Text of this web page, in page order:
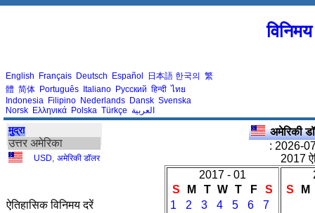
English Français Deutsch Español 日本語 한국의 繁
體 简体 Português Italiano Русский हिन्दी ไทย
Indonesia Filipino Nederlands Dansk Svenska
Norsk Ελληνικά Polska Türkçe العربية
मुद्रा
उत्तर अमेरिका
USD अमेरिकी डॉलर
ऐतिहासिक विनिमय दरें
अमेरिकी
: 2026-
2017
2017 - 01
S
M T W T F
S
1
2 3 4 5 6
7
S
M